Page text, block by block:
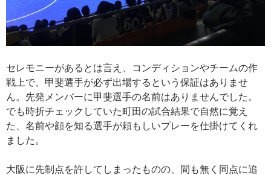
セレモニーがあるとは言え、コンディションやチームの作
戦上で、甲斐選手が必ず出場するという保証はありませ
ん。先発メンバーに甲斐選手の名前はありませんでした。
でも時折チェックしていた町田の試合結果で自然に覚え
た、名前や顔を知る選手が頼もしいプレーを仕掛けてくれ
ました。
大阪に先制点を許してしまったものの、間も無く同点に追